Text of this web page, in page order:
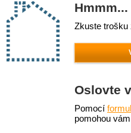
Zkuste trošku
Oslovte
Pomocí
pomohou